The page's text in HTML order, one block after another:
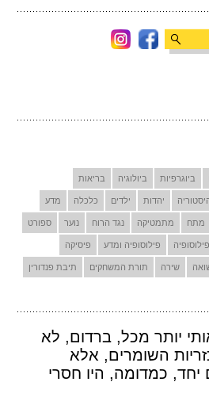
ביוגרפיות ביולוגיה בריאות
יהדות ילדים כלכלה מדע
מתח מתמטיקה נגד הרוח נוער ספורט
פילוסופיה פילוסופיה ומדע פיסיקה
שירה תורת המשחקים תיבת פנדורין
יותר מכל, ברדום, לא
השומרים, אלא
כמדומה, היו חסרי